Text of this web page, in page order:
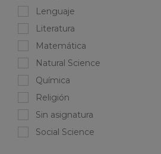
Lenguaje
Literatura
Matemática
Natural Science
Química
Religión
Sin asignatura
Social Science